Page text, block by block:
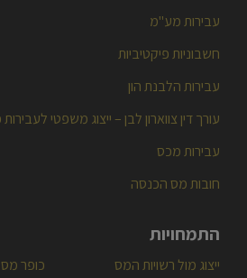
עבירות מע"מ
חשבוניות פיקטיביות
עבירות הלבנת הון
עורך דין צווארון לבן – ייצוג משפטי
עבירות מכס
חובות מס הכנסה
התמחויות
ייצוג מול רשויות המס
כופר